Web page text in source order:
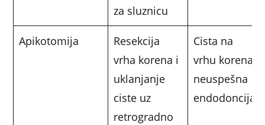
za sluznicu
Apikotomija
Resekcija
vrha korena i
uklanjanje
ciste uz
retrogradno
Cista na
vrhu korena,
neuspešna
endodoncija